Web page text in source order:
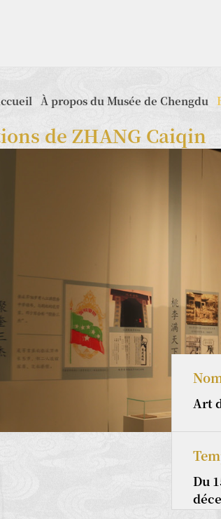
À propos du Musée de Chengdu
de ZHANG Caiqin
Art
Du